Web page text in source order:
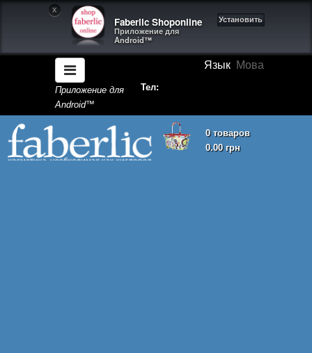
X
Faberlic Shoponline
Приложение для
Android™
Установить
Язык Мова
Приложение для
Android™
Тел:
0 товаров
0.00 грн
Корзина покупок пуста!